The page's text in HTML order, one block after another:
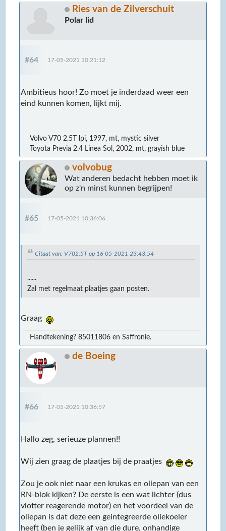
Ries van de Zilverschuit
Polar lid
#64 17-05-2021 10:21:12
Ambitieus hoor! Zo moet je inderdaad weer een
eind kunnen komen, lijkt mij.
Volvo V70 2.5T lpi, 1997, mt, mystic silver
Toyota Previa 2.4 Linea Sol, 2002, mt, grayish blue
volvobug
Wat anderen bedacht hebben moet ik
op z'n minst kunnen begrijpen!
#65 17-05-2021 10:36:06
Citaat van: V702.5T op 16-05-2021 23:43:54
......
Zal met regelmaat plaatjes gaan posten.
Graag
Handtekening? 85011806 en Saffronie.
de Boeing
#66 17-05-2021 10:36:57
Hallo zeg, serieuze plannen!!
Wij zien graag de plaatjes bij de praatjes
Zou je ook niet naar een krukas en oliepan van een
RN-blok kijken? De eerste is een wat lichter (dus
vlotter reagerende motor) en het voordeel van de
oliepan is dat deze een geintegreerde oliekoeler
heeft (ben je gelijk af van die dure, onhandige